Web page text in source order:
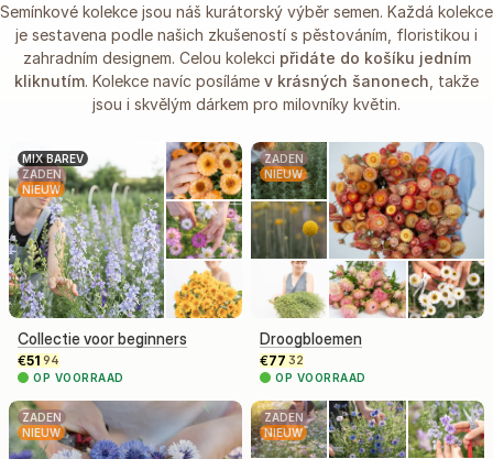
Semínkové kolekce jsou náš kurátorský výběr semen. Každá kolekce
je sestavena podle našich zkušeností s pěstováním, floristikou i
zahradním designem. Celou kolekci přidáte do košíku jedním
kliknutím. Kolekce navíc posíláme v krásných šanonech takže
jsou i skvělým dárkem pro milovníky květin.
MIX BAREV
ZADEN
NIEUW
Collectie voor beginners
€51 94
OP VOORRAAD
ZADEN
NIEUW
Droogbloemen
€77 32
OP VOORRAAD
ZADEN
NIEUW
ZADEN
NIEUW